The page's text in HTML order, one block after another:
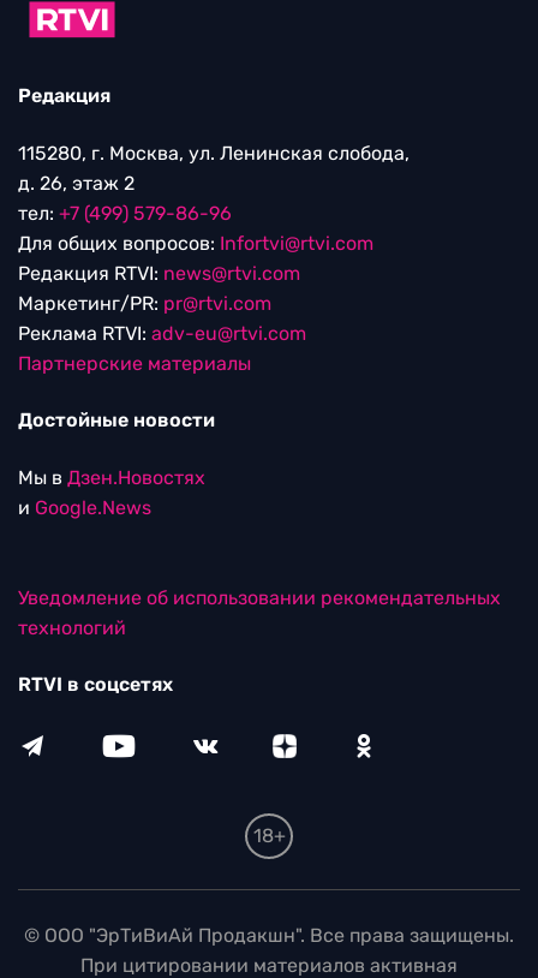
Редакция
115280, г. Москва, ул. Ленинская слобода,
д. 26, этаж 2
тел: +7 (499) 579-86-96
Для общих вопросов: Infortvi@rtvi.com
Редакция RTVI: news@rtvi.com
Маркетинг/PR: pr@rtvi.com
Реклама RTVI: adv-eu@rtvi.com
Партнерские материалы
Достойные новости
Мы в Дзен.Новостях
и Google.News
Уведомление об использовании рекомендательных
технологий
RTVI в соцсетях
18+
© ООО "ЭрТиВиАй Продакшн". Все права защищены.
При цитировании материалов активная